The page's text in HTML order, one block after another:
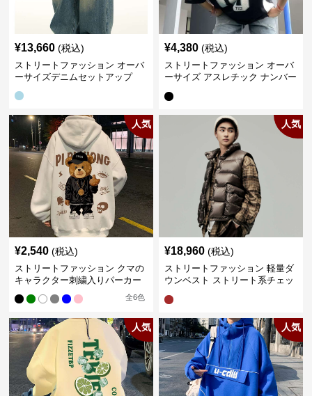
¥13,660 (税込)
ストリートファッション オーバ
ーサイズデニムセットアップ
¥4,380 (税込)
ストリートファッション オーバ
ーサイズ アスレチック ナンバー
人気
¥2,540 (税込)
ストリートファッション クマの
キャラクター刺繍入りパーカー
全6色
人気
¥18,960 (税込)
ストリートファッション 軽量ダ
ウンベスト ストリート系チェッ
人気 人気